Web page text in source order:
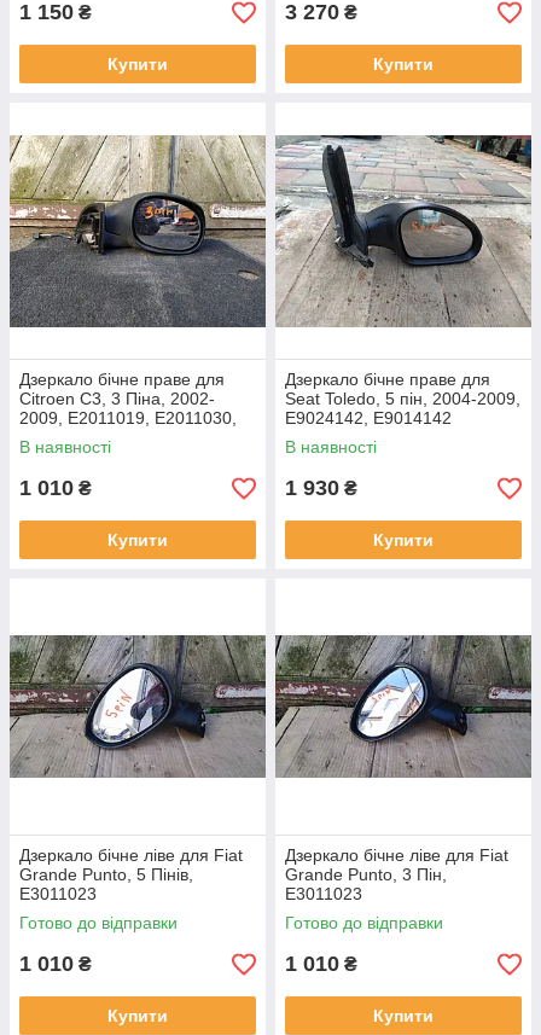
1 150 ₴
Купити
3 270 ₴
Купити
Дзеркало бічне праве для
Citroen C3, 3 Піна, 2002-
2009, E2011019, E2011030,
E012026
В наявності
1 010 ₴
Купити
Дзеркало бічне праве для
Seat Toledo, 5 пін, 2004-2009,
E9024142, E9014142
В наявності
1 930 ₴
Купити
Дзеркало бічне ліве для Fiat
Grande Punto, 5 Пінів,
E3011023
Готово до відправки
1 010 ₴
Купити
Дзеркало бічне ліве для Fiat
Grande Punto, 3 Пін,
E3011023
Готово до відправки
1 010 ₴
Купити